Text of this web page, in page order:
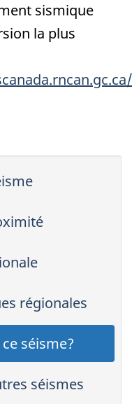
sismique
la plus
régionales
séisme?
séismes